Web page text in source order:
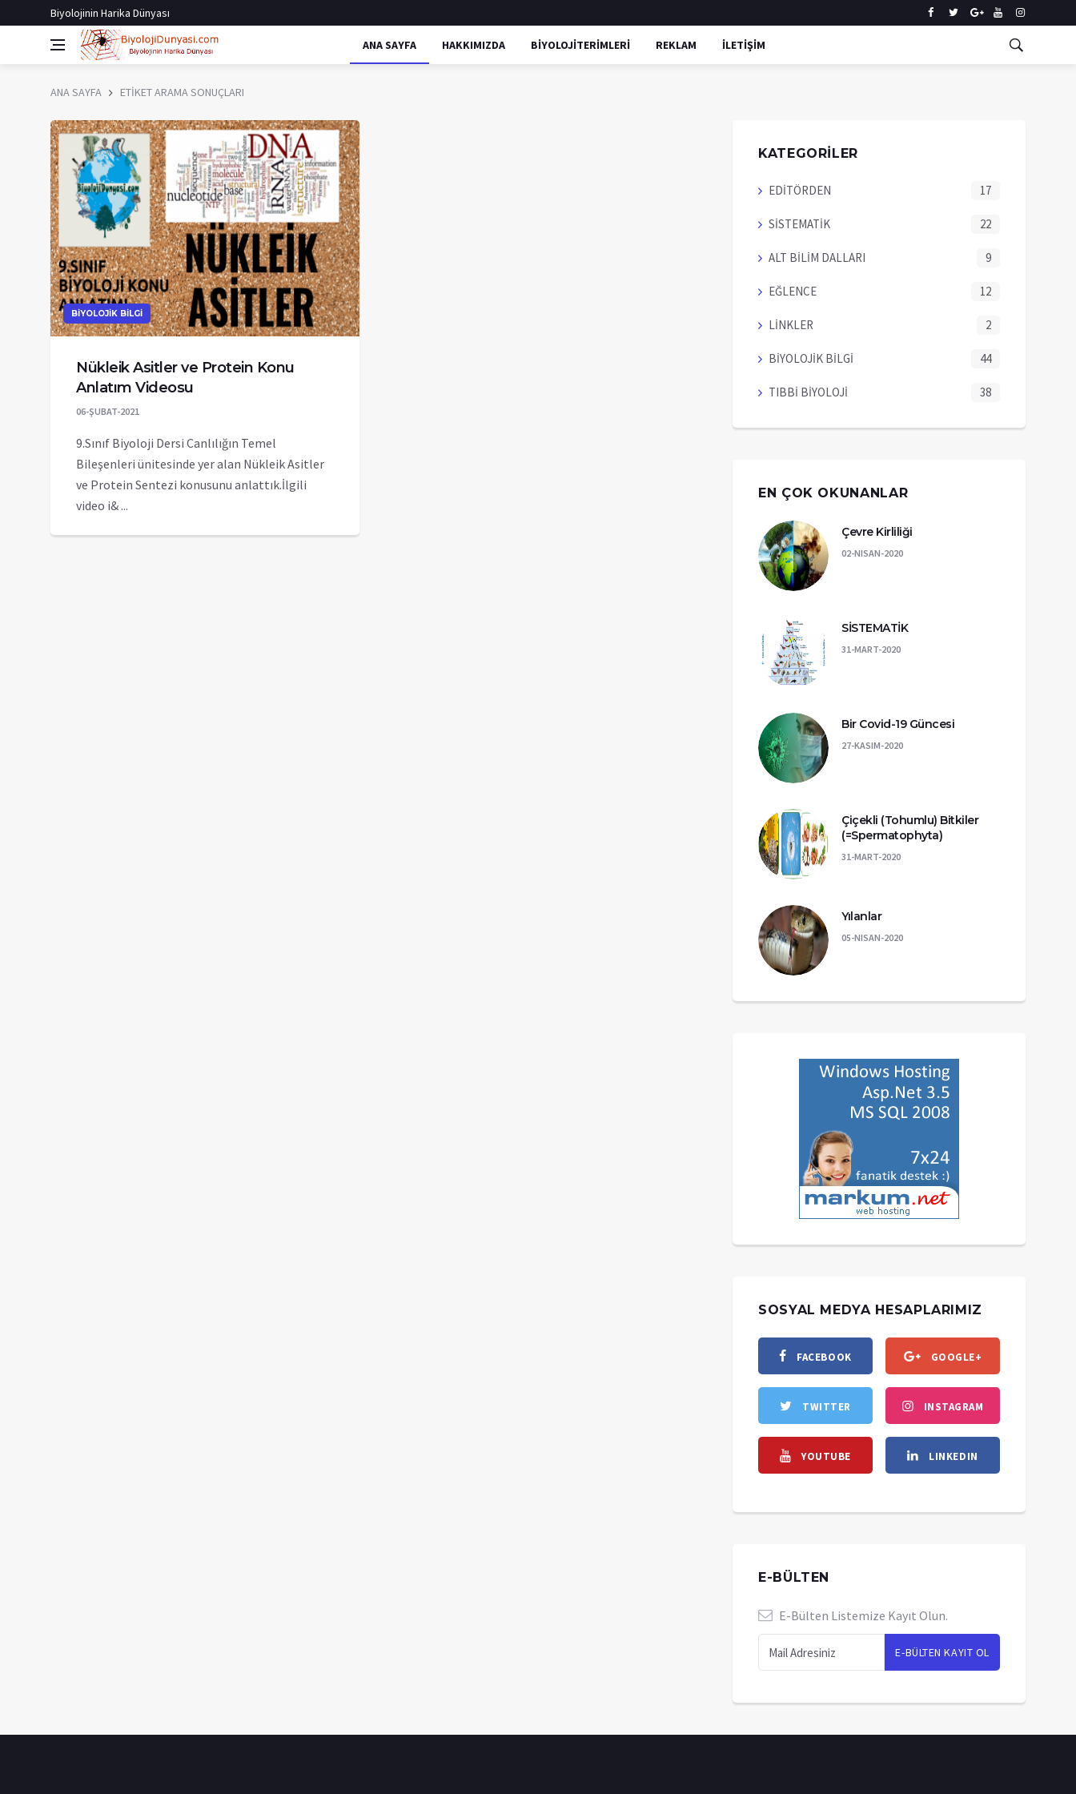
Biyolojinin Harika Dünyası
ANA SAYFA HAKKIMIZDA BİYOLOJİTERİMLERİ REKLAM İLETİŞİM
ANA SAYFA ETİKET ARAMA SONUÇLARI
BİYOLOJİK BİLGİ
Nükleik Asitler ve Protein Konu
Anlatım Videosu
06-ŞUBAT-2021
9.Sınıf Biyoloji Dersi Canlılığın Temel
Bileşenleri ünitesinde yer alan Nükleik Asitler
ve Protein Sentezi konusunu anlattık.İlgili
video i& ...
KATEGORİLER
EDİTÖRDEN 17
SİSTEMATİK 22
ALT BİLİM DALLARI 9
EĞLENCE 12
LİNKLER 2
BİYOLOJİK BİLGİ 44
TIBBİ BİYOLOJİ 38
EN ÇOK OKUNANLAR
Çevre Kirliliği
02-NISAN-2020
SİSTEMATİK
31-MART-2020
Bir Covid-19 Güncesi
27-KASIM-2020
Çiçekli (Tohumlu) Bitkiler
(=Spermatophyta)
31-MART-2020
Yılanlar
05-NISAN-2020
SOSYAL MEDYA HESAPLARIMIZ
FACEBOOK
TWITTER
YOUTUBE
GOOGLE+
INSTAGRAM
LINKEDIN
E-BÜLTEN
E-Bülten Listemize Kayıt Olun.